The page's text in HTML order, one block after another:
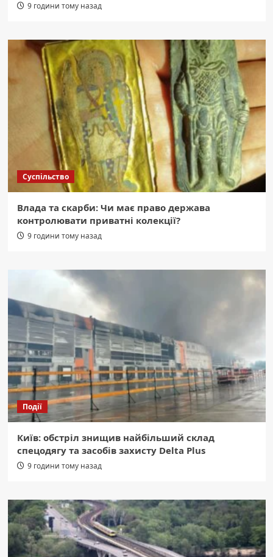
9 години тому назад
Суспільство
Влада та скарби: Чи має право держава
контролювати приватні колекції?
9 години тому назад
Події
Київ: обстріл знищив найбільший склад
спецодягу та засобів захисту Delta Plus
9 години тому назад